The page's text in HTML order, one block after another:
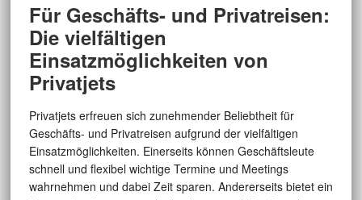
Für Geschäfts- und Privatreisen:
Die vielfältigen
Einsatzmöglichkeiten von
Privatjets
Privatjets erfreuen sich zunehmender Beliebtheit für
Geschäfts- und Privatreisen aufgrund der vielfältigen
Einsatzmöglichkeiten. Einerseits können Geschäftsleute
schnell und flexibel wichtige Termine und Meetings
wahrnehmen und dabei Zeit sparen. Andererseits bietet ein